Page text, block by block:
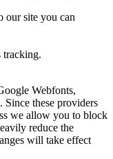
our site you can
tracking.
Webfonts,
these providers
we allow you to block
reduce the
will take effect